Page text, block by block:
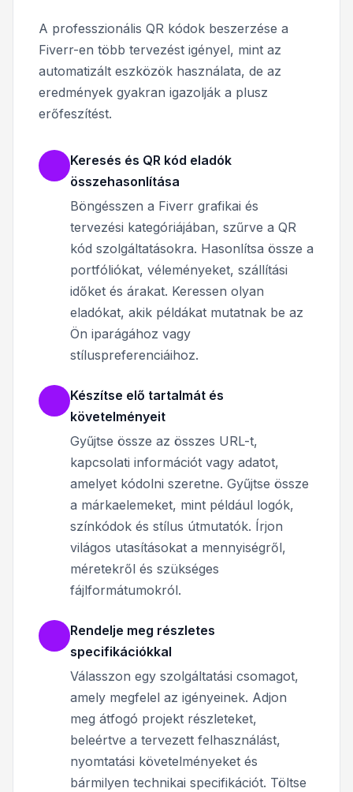
A professzionális QR kódok beszerzése a
Fiverr-en több tervezést igényel, mint az
automatizált eszközök használata, de az
eredmények gyakran igazolják a plusz
erőfeszítést.
Keresés és QR kód eladók
összehasonlítása
Böngésszen a Fiverr grafikai és
tervezési kategóriájában, szűrve a QR
kód szolgáltatásokra. Hasonlítsa össze a
portfóliókat, véleményeket, szállítási
időket és árakat. Keressen olyan
eladókat, akik példákat mutatnak be az
Ön iparágához vagy
stíluspreferenciáihoz.
Készítse elő tartalmát és
követelményeit
Gyűjtse össze az összes URL-t,
kapcsolati információt vagy adatot,
amelyet kódolni szeretne. Gyűjtse össze
a márkaelemeket, mint például logók,
színkódok és stílus útmutatók. Írjon
világos utasításokat a mennyiségről,
méretekről és szükséges
fájlformátumokról.
Rendelje meg részletes
specifikációkkal
Válasszon egy szolgáltatási csomagot,
amely megfelel az igényeinek. Adjon
meg átfogó projekt részleteket,
beleértve a tervezett felhasználást,
nyomtatási követelményeket és
bármilyen technikai specifikációt. Töltse